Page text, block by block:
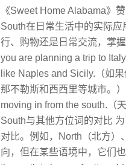
《Sweet Home Alabama》
South在日常生活中的实际
行、购物还是日常交流，掌
you are planning a trip to
like Naples and Sicily.（如
那不勒斯和西西里等城市。
moving in from the south.（
South与其他方位词的对比
对比。例如，North（北方）
向，但在某些语境中，它们